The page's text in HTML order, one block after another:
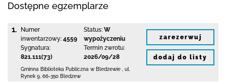
Dostępne egzemplarze
1.
Numer
inwentarzowy: 4559
Sygnatura:
821.111(73)
Status: W
wypożyczeniu
Termin zwrotu:
2026/09/28
Gminna Biblioteka Publiczna w Bledzewie
ul.
Rynek 9 66-350 Bledzew
zarezerwuj
dodaj do listy